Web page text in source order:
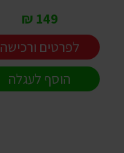
149 ₪
לפרטים ורכישה
הוסף לעגלה